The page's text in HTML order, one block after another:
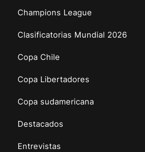
Champions League
Clasificatorias Mundial 2026
Copa Chile
Copa Libertadores
Copa sudamericana
Destacados
Entrevistas